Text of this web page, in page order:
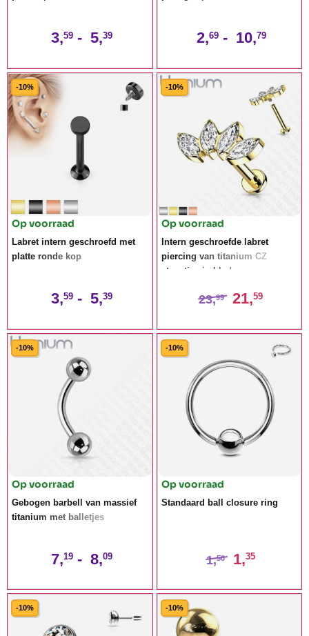
3,59 - 5,39 2,69 - 10,79
-10%
Op voorraad
Labret intern geschroefd met
platte ronde kop
3,59 - 5,39
-10%
Op voorraad
Intern geschroefde labret
piercing van titanium CZ
steentjes in blad-vorm
23,99 21,59
-10%
Op voorraad
Gebogen barbell van massief
titanium met balletjes
7,19 - 8,09
-10%
Op voorraad
Standaard ball closure ring
1,50 1,35
-10% -10%